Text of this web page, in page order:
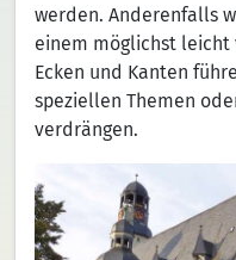
werden. Anderenfalls
einem möglichst leicht
Ecken und Kanten
speziellen Themen
verdrängen.